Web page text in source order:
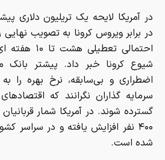
در آمریکا لایحه یک تریلیون دلاری
در برابر ویروس کرونا به تصویب نهایی
احتمالی
شیوع کرونا خبر داد. پیشتر بانک
اضطراری و بی‌سابقه، نرخ بهره
سرمایه گذاران نگرانند که
گسترده شوند. در آمریکا شمار
۴۰۰ نفر افزایش یافته و در سراسر
شده است.